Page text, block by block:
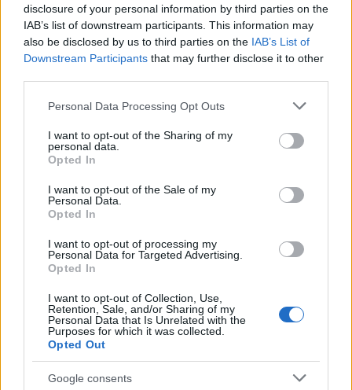
disclosure of your personal information by third parties on the
IAB’s list of downstream participants. This information may
also be disclosed by us to third parties on the IAB’s List of
Downstream Participants that may further disclose it to other
Please note that this website/app uses one or more Google
not limited to your visit or usage behaviour. You may click to
grant or deny consent to Google and its third-party tags to
use your data for below specified purposes in below Google
consent section.
Personal Data Processing Opt Outs
I want to opt-out of the Sharing of my
personal data.
Opted In
I want to opt-out of the Sale of my
Personal Data.
Opted In
I want to opt-out of processing my
Personal Data for Targeted Advertising.
Opted In
I want to opt-out of Collection, Use,
Retention, Sale, and/or Sharing of my
Personal Data that Is Unrelated with the
Purposes for which it was collected.
Opted Out
Google consents
«Έχετε δίκιο! Μειώσαμε την ένταση επειδή έγιναν
παράπονα από συναδέλφους ότι κρυώνουν. Θα
βρούμε μια… μέση θερμοκρασία», είπε, με τους
βουλευτές να αστειεύονται μεταξύ τους για το